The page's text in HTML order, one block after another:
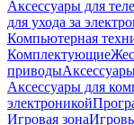
Аксессуары для
для ухода за
Компьютерная
Комплектующие
приводы
Аксессуары для
электроникой
Игровая зона